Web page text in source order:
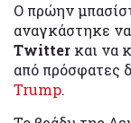
Ο πρώην
αναγκάστηκε να
Twitter και να
από πρόσφατες
Trump.